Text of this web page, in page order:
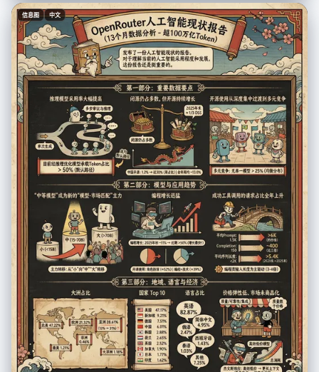
Ascent]** **[Insert Character Name]** appears as a recurring
miniature figure throughout the climb: 1. [Action at Layer 1 near the Title]
[Action at Layer 5] 6. [Action at Layer 6] 7. [Action at Layer 7] **[4. The
Branding & Atmosphere]** **No frames, no borders, no cross-
sections.** Lighting is cinematic and volumetric. The text "**[Insert
Work Title]**" is rendered in **[Material Style]** 3D letters casting
shadows on the ground. Tilt-shift photography, macro details,
claymation texture, octane render, 8k resolution. --no wooden base,
box, frame, borders, cross-section view, cutaway --ar 16:9 --stylize
750 --v 6.0 --- # User Input The user will provide **[Work Title] +
[Character Name]**.
小香风外套套装（古典欧式庄园庭院背景），整体画面追求高级杂志大片质
感、光影迷人且富有潮流张力。
信息图 中文